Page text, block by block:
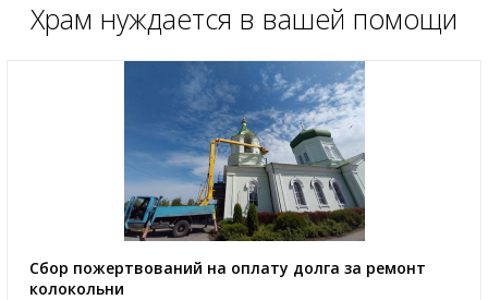
Храм нуждается в вашей помощи
Сбор пожертвований на оплату долга за ремонт
колокольни